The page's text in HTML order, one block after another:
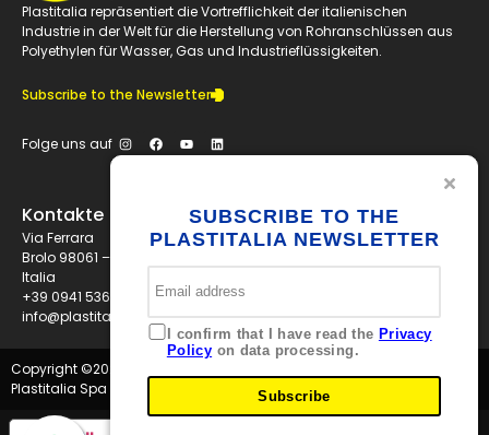
Plastitalia repräsentiert die Vortrefflichkeit der italienischen
Industrie in der Welt für die Herstellung von Rohranschlüssen aus
Polyethylen für Wasser, Gas und Industrieflüssigkeiten.
Subscribe to the Newsletter
Folge uns auf
Kontakte
Via Ferrara
Brolo 98061 – ME
Italia
+39 0941 536311
info@plastitaliaspa.com
Copyright ©2026
Plastitalia Spa - P.I. 01834600833 - Tutti i diritti riservati
SUBSCRIBE TO THE
PLASTITALIA NEWSLETTER
I confirm that I have read the Privacy
Policy on data processing.
Subscribe